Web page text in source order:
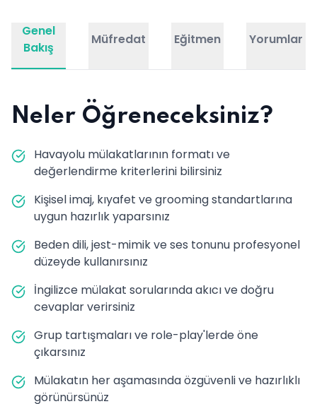
Genel
Bakış
Müfredat Eğitmen Yorumlar
Neler Öğreneceksiniz?
Havayolu mülakatlarının formatı ve
değerlendirme kriterlerini bilirsiniz
Kişisel imaj, kıyafet ve grooming standartlarına
uygun hazırlık yaparsınız
Beden dili, jest-mimik ve ses tonunu profesyonel
düzeyde kullanırsınız
İngilizce mülakat sorularında akıcı ve doğru
cevaplar verirsiniz
Grup tartışmaları ve role-play'lerde öne
çıkarsınız
Mülakatın her aşamasında özgüvenli ve hazırlıklı
görünürsünüz